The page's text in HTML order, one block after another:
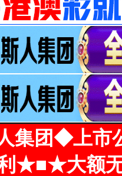
人集团◆上
★■★大额